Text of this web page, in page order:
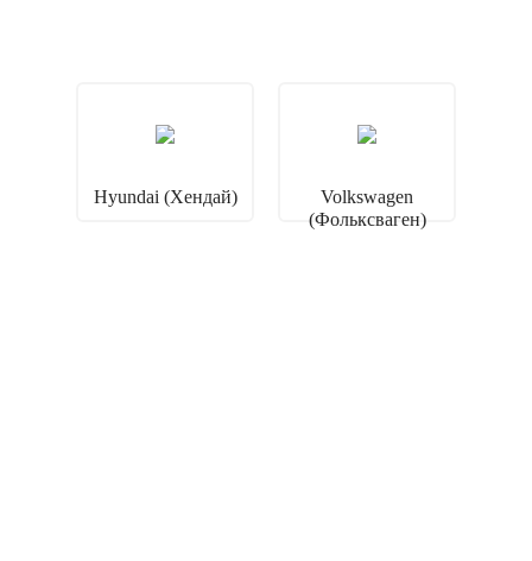
Hyundai (Хендай)
Volkswagen
(Фольксваген)